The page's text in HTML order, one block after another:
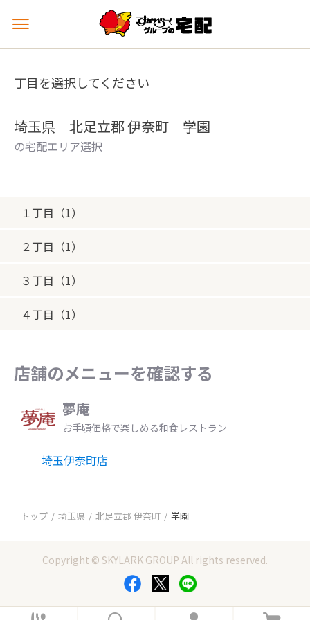
メ
ュ
を
丁目を選択してください
埼玉県 北足立郡 伊奈町 学園
の宅配エリア選択
１丁目（1）
２丁目（1）
３丁目（1）
４丁目（1）
店舗のメニューを確認する
夢庵
お手頃価格で楽しめる和食レストラン
埼玉伊奈町店
トップ 埼玉県 北足立郡 伊奈町 学園
Copyright © SKYLARK GROUP All rights reserved.